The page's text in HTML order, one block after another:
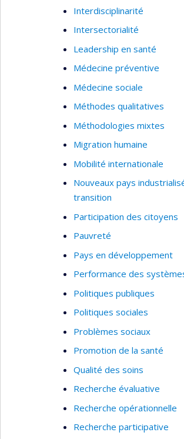
Interdisciplinarité
Intersectorialité
Leadership en santé
Médecine préventive
Médecine sociale
Méthodes qualitatives
Méthodologies mixtes
Migration humaine
Mobilité internationale
Nouveaux pays
transition
Participation des citoyens
Pauvreté
Pays en développement
Performance des
Politiques publiques
Politiques sociales
Problèmes sociaux
Promotion de la santé
Qualité des soins
Recherche évaluative
Recherche opérationnelle
Recherche participative